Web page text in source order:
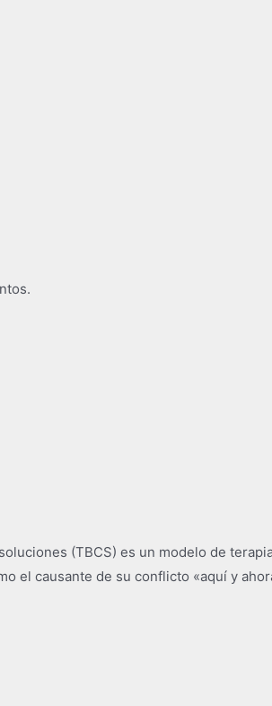
(TBCS) es un modelo de
el causante de su conflicto «aquí y